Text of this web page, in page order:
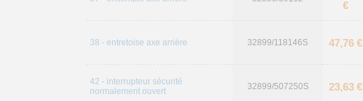
€
38 - entretoise axe arrière 32899/118146S 47,76 €
42 - interrupteur sécurité
normalement ouvert
32899/507250S 23,63 €